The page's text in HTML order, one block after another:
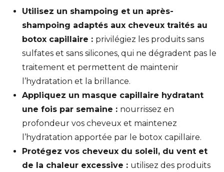
Utilisez un shampoing et un après-
shampoing adaptés aux cheveux traités au
botox capillaire : privilégiez les produits sans
sulfates et sans silicones, qui ne dégradent pas le
traitement et permettent de maintenir
l’hydratation et la brillance.
Appliquez un masque capillaire hydratant
une fois par semaine : nourrissez en
profondeur vos cheveux et maintenez
l’hydratation apportée par le botox capillaire.
Protégez vos cheveux du soleil, du vent et
de la chaleur excessive : utilisez des produits